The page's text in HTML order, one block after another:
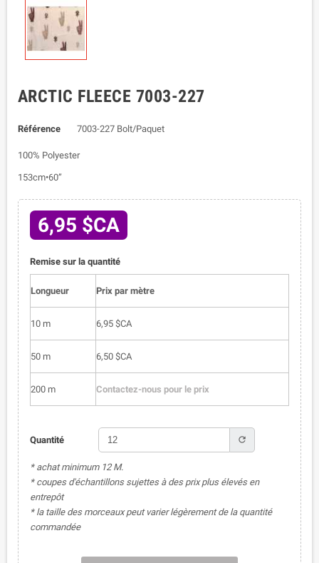
ARCTIC FLEECE 7003-227
Référence 7003-227 Bolt/Paquet
100% Polyester
153cm•60”
6,95 $CA
Remise sur la quantité
Longueur Prix par mètre
10 m 6,95 $CA
50 m 6,50 $CA
200 m Contactez-nous pour le prix
Quantité refresh
* achat minimum 12 M.
* coupes d'échantillons sujettes à des prix plus élevés en
entrepôt
* la taille des morceaux peut varier légèrement de la quantité
commandée